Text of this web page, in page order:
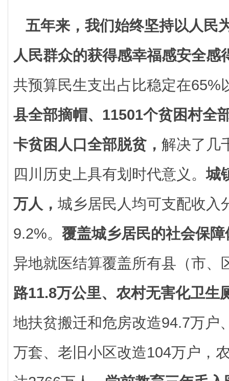
五年来，我们始终坚持以人民
人民群众的获得感幸福感安全感
共预算民生支出占比稳定在65%
县全部摘帽、11501个贫困村全
卡贫困人口全部脱贫， 解决了几
四川历史上具有划时代意义。城
万人， 城乡居民人均可支配收入
9.2%。 覆盖城乡居民的社会保
异地就医结算覆盖所有县（市、
路11.8万公里、农村无害化卫生
地扶贫搬迁和危房改造94.7万户
万套、老旧小区改造104万户，